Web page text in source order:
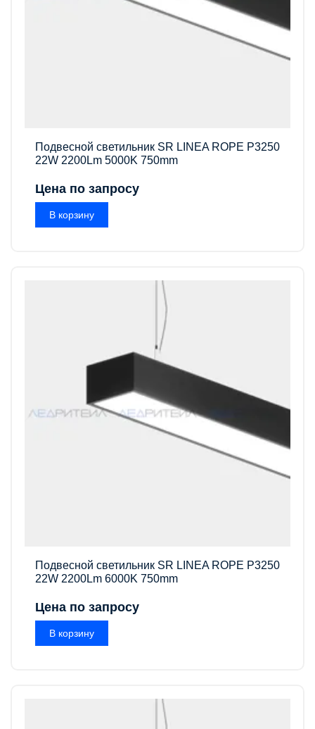
Подвесной светильник SR LINEA ROPE P3250
22W 2200Lm 5000K 750mm
Цена по запросу
В корзину
Подвесной светильник SR LINEA ROPE P3250
22W 2200Lm 6000K 750mm
Цена по запросу
В корзину